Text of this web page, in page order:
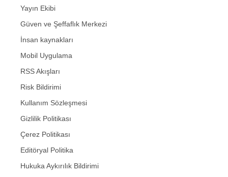
Yayın Ekibi
Güven ve Şeffaflık Merkezi
İnsan kaynakları
Mobil Uygulama
RSS Akışları
Risk Bildirimi
Kullanım Sözleşmesi
Gizlilik Politikası
Çerez Politikası
Editöryal Politika
Hukuka Aykırılık Bildirimi